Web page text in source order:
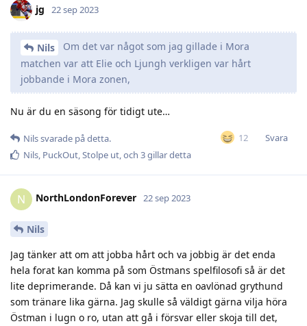
jg 22 sep 2023
Nils
Om det var något som jag gillade i Mora
matchen var att Elie och Ljungh verkligen var hårt
jobbande i Mora zonen,
Nu är du en säsong för tidigt ute…
12 Svara
Nilssvarade på detta.
Nils PuckOut Stolpe ut , och 3gillar detta
N NorthLondonForever 22 sep 2023
Nils
Jag tänker att om att jobba hårt och va jobbig är det enda
hela forat kan komma på som Östmans spelfilosofi så är det
lite deprimerande. Då kan vi ju sätta en oavlönad grythund
som tränare lika gärna. Jag skulle så väldigt gärna vilja höra
Östman i lugn o ro, utan att gå i försvar eller skoja till det,